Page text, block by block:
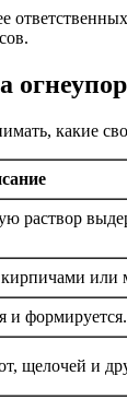
какие
раствор
или
и формируется.
щелочей и